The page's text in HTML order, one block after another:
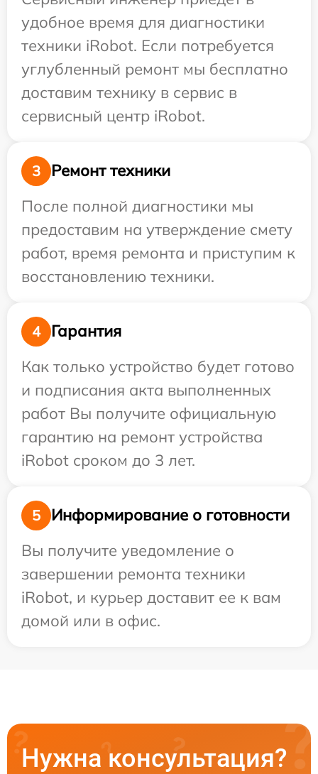
удобное время для диагностики
техники iRobot. Если потребуется
углубленный ремонт мы бесплатно
доставим технику в сервис в
сервисный центр iRobot.
3
Ремонт техники
После полной диагностики мы
предоставим на утверждение смету
работ, время ремонта и приступим к
восстановлению техники.
4
Гарантия
Как только устройство будет готово
и подписания акта выполненных
работ Вы получите официальную
гарантию на ремонт устройства
iRobot сроком до 3 лет.
5
Информирование о готовности
Вы получите уведомление о
завершении ремонта техники
iRobot, и курьер доставит ее к вам
домой или в офис.
Нужна консультация?